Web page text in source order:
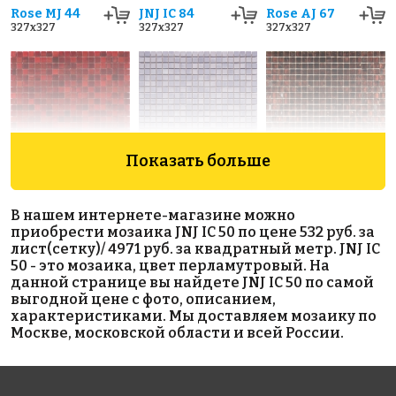
Rose MJ 44
327x327
JNJ IC 84
327x327
Rose AJ 67
327x327
6960 руб./м²
JNJ C-JD 100
327x327
5883 руб./м²
Rose AJ 43(2)
327x327
11865 руб./м²
Rose MJ 47(2)
327x327
Показать больше
В нашем интернете-магазине можно
приобрести мозаика JNJ IC 50 по цене 532 руб. за
лист(сетку)/ 4971 руб. за квадратный метр. JNJ IC
50 - это мозаика, цвет перламутровый. На
данной странице вы найдете JNJ IC 50 по самой
выгодной цене с фото, описанием,
характеристиками. Мы доставляем мозаику по
Москве, московской области и всей России.